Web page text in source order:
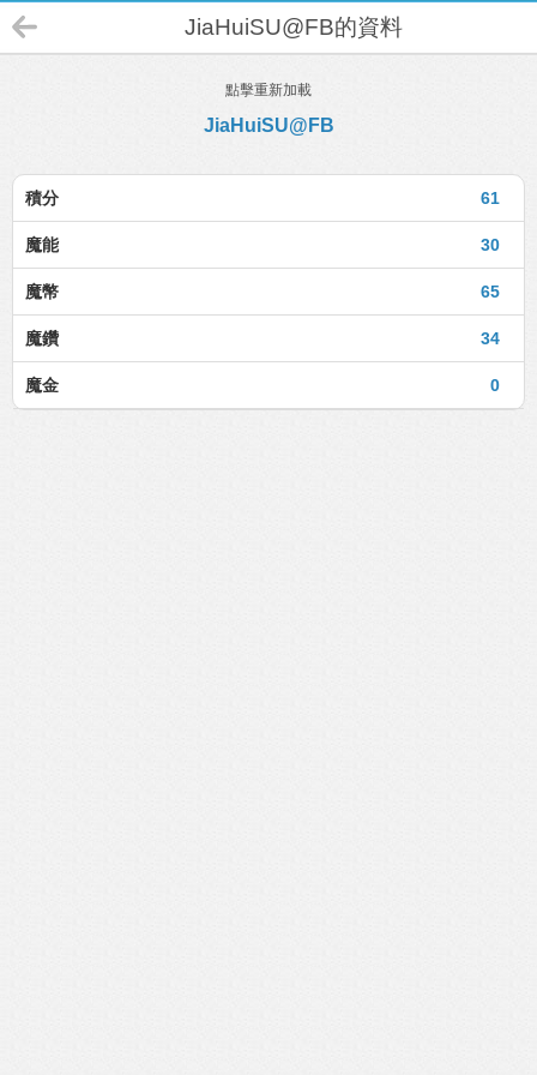
JiaHuiSU@FB的資料
點擊重新加載
JiaHuiSU@FB
61
積分
30
魔能
65
魔幣
34
魔鑽
0
魔金